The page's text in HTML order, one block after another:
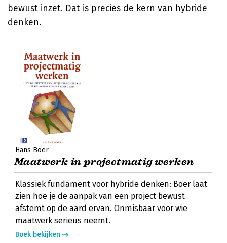
bewust inzet. Dat is precies de kern van hybride
denken.
Hans Boer
Maatwerk in projectmatig werken
Klassiek fundament voor hybride denken: Boer laat
zien hoe je de aanpak van een project bewust
afstemt op de aard ervan. Onmisbaar voor wie
maatwerk serieus neemt.
Boek bekijken